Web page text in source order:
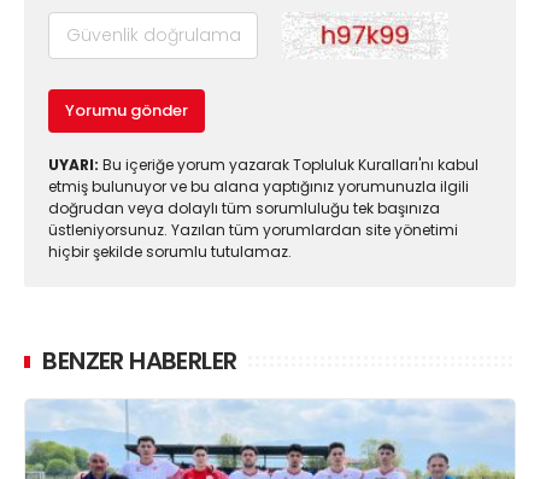
Yorumu gönder
UYARI: Bu içeriğe yorum yazarak Topluluk Kuralları'nı kabul
etmiş bulunuyor ve bu alana yaptığınız yorumunuzla ilgili
doğrudan veya dolaylı tüm sorumluluğu tek başınıza
üstleniyorsunuz. Yazılan tüm yorumlardan site yönetimi
hiçbir şekilde sorumlu tutulamaz.
BENZER HABERLER